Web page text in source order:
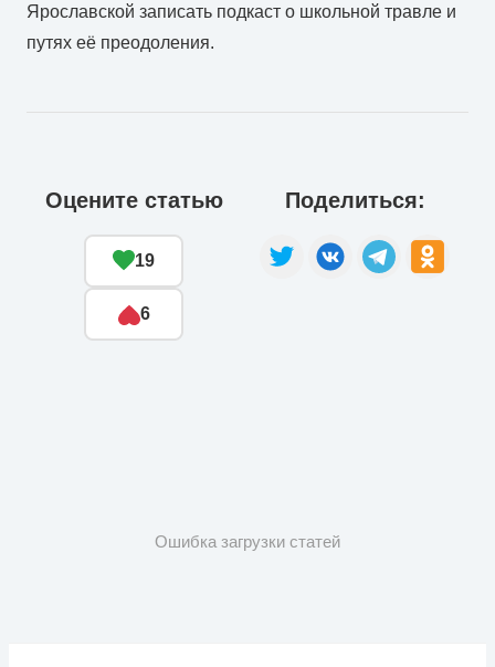
Ярославской записать подкаст о школьной травле и
путях её преодоления.
Оцените статью
19
6
Поделиться:
Ошибка загрузки статей